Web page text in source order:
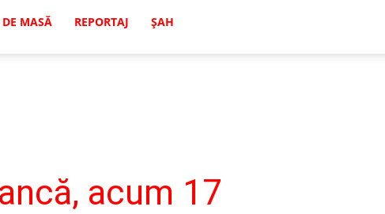
MASĂ REPORTAJ ŞAH
acum 17